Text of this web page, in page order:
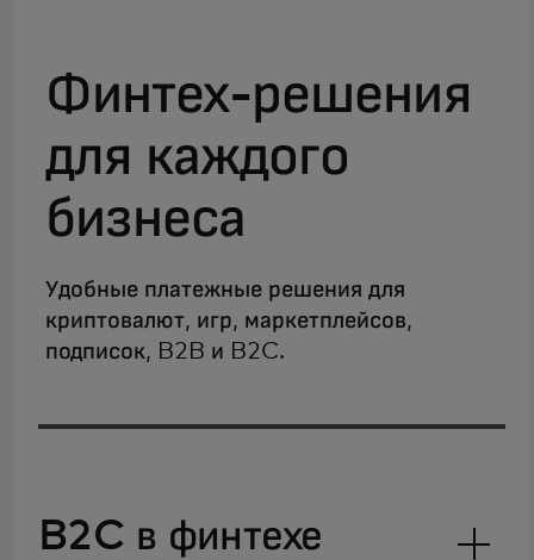
Финтех-решения
для каждого
бизнеса
Удобные платежные решения для
криптовалют, игр, маркетплейсов,
подписок, B2B и B2C.
B2C в финтехе